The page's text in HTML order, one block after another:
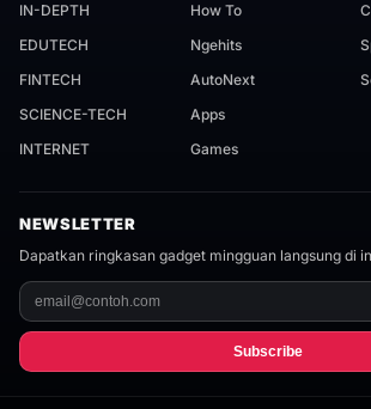
IN-DEPTH
EDUTECH
FINTECH
SCIENCE-TECH
INTERNET
How To
Ngehits
AutoNext
Apps
Games
NEWSLETTER
Dapatkan ringkasan gadget mingguan langsung di
Subscribe